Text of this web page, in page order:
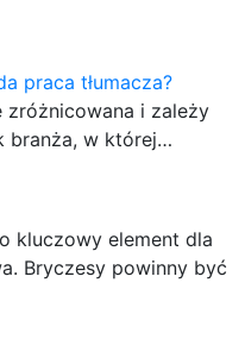
praca tłumacza?
zróżnicowana i zależy
branża, w której…
kluczowy element dla
Bryczesy powinny być